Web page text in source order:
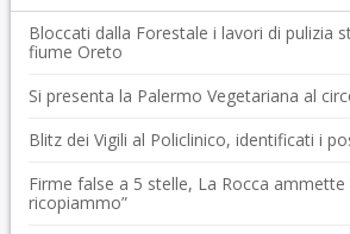
Bloccati dalla Forestale i lavori di pulizia
fiume Oreto
Si presenta la Palermo Vegetariana al
Blitz dei Vigili al Policlinico, identificati i
Firme false a 5 stelle, La Rocca ammette
ricopiammo”